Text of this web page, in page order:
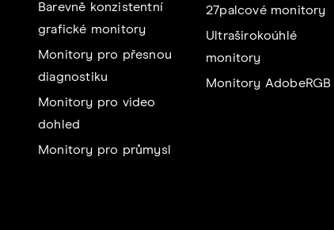
Barevně konzistentní
grafické monitory
Monitory pro přesnou
diagnostiku
Monitory pro video
dohled
Monitory pro průmysl
27palcové monitory
Ultraširokoúhlé
monitory
Monitory AdobeRGB